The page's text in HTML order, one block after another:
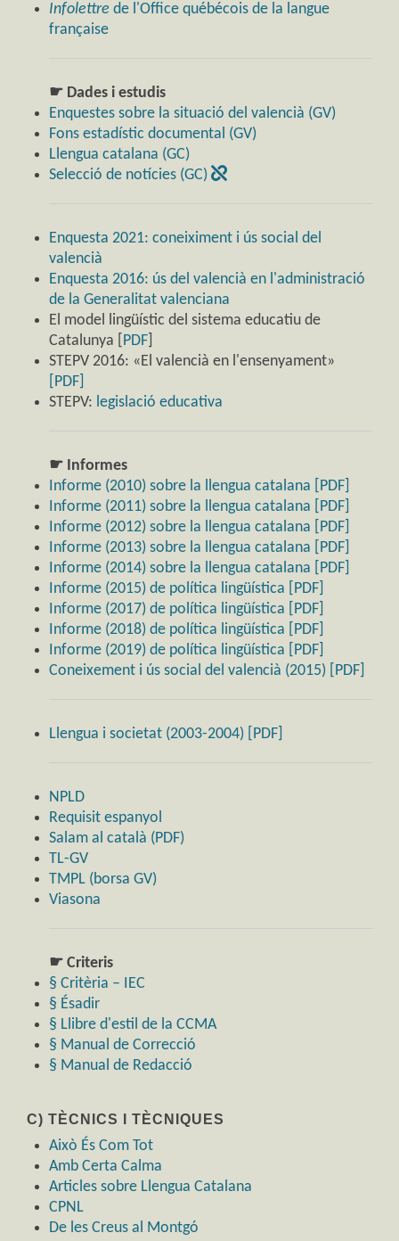
Infolettre de l'Office québécois de la langue
française
☛ Dades i estudis
Enquestes sobre la situació del valencià (GV)
Fons estadístic documental (GV)
Llengua catalana (GC)
Selecció de notícies (GC)
Enquesta 2021: coneiximent i ús social del
valencià
Enquesta 2016: ús del valencià en l'administració
de la Generalitat valenciana
El model lingüístic del sistema educatiu de
Catalunya [ PDF
STEPV 2016: «El valencià en l'ensenyament»
[PDF]
STEPV: legislació educativa
☛ Informes
Informe (2010) sobre la llengua catalana [PDF]
Informe (2011) sobre la llengua catalana [PDF]
Informe (2012) sobre la llengua catalana [PDF]
Informe (2013) sobre la llengua catalana [PDF]
Informe (2014) sobre la llengua catalana [PDF]
Informe (2015) de política lingüística [PDF]
Informe (2017) de política lingüística [PDF]
Informe (2018) de política lingüística [PDF]
Informe (2019) de política lingüística [PDF]
Coneixement i ús social del valencià (2015) [PDF]
Llengua i societat (2003-2004) [PDF]
NPLD
Requisit espanyol
Salam al català (PDF)
TL-GV
TMPL (borsa GV)
Viasona
☛ Criteris
§ Critèria – IEC
§ Ésadir
§ Llibre d'estil de la CCMA
§ Manual de Correcció
§ Manual de Redacció
C) TÈCNICS I TÈCNIQUES
Això És Com Tot
Amb Certa Calma
Articles sobre Llengua Catalana
CPNL
De les Creus al Montgó